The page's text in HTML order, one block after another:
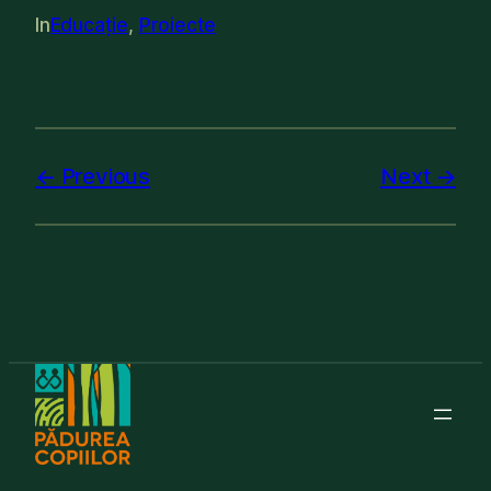
InEducație, Proiecte
Previous Next